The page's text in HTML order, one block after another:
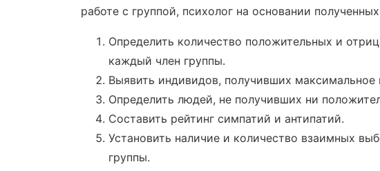
работе с группой, психолог на основании
Определить количество положительных и
каждый член группы.
Выявить индивидов, получивших
Определить людей, не получивших ни
Составить рейтинг симпатий и антипатий.
Установить наличие и количество взаимных
группы.